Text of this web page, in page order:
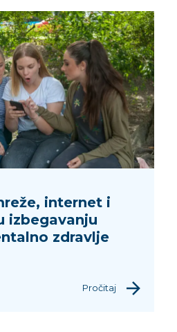
internet i
izbegavanju
zdravlje
Pročitaj